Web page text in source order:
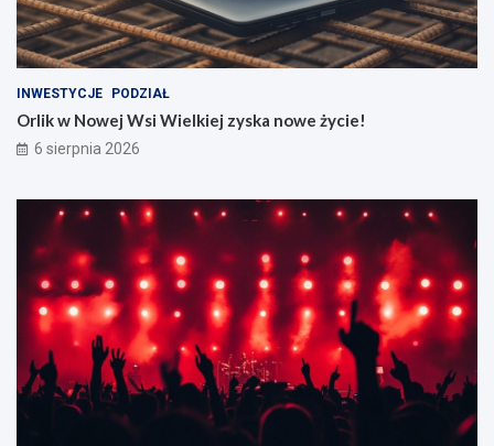
INWESTYCJE PODZIAŁ
Orlik w Nowej Wsi Wielkiej zyska nowe życie!
6 sierpnia 2026